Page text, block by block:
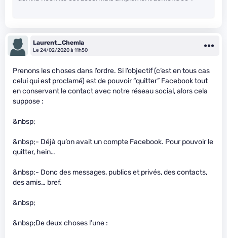
Laurent_Chemla
Le 24/02/2020 à 11h50
Prenons les choses dans l’ordre. Si l’objectif (c’est en tous cas
celui qui est proclamé) est de pouvoir “quitter” Facebook tout
en conservant le contact avec notre réseau social, alors cela
suppose :
&nbsp;
&nbsp;- Déjà qu’on avait un compte Facebook. Pour pouvoir le
quitter, hein…
&nbsp;- Donc des messages, publics et privés, des contacts,
des amis… bref.
&nbsp;
&nbsp;De deux choses l’une :